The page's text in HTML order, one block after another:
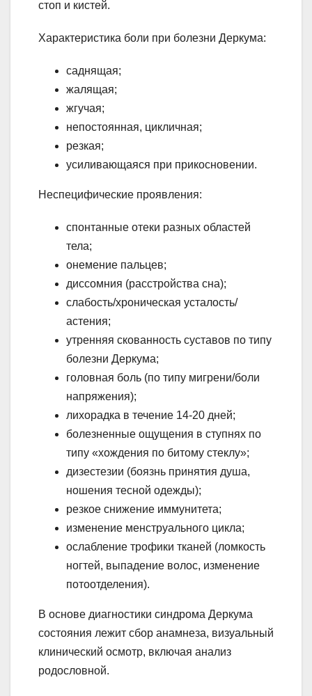
стоп и кистей.
Характеристика боли при болезни Деркума:
саднящая;
жалящая;
жгучая;
непостоянная, цикличная;
резкая;
усиливающаяся при прикосновении.
Неспецифические проявления:
спонтанные отеки разных областей
тела;
онемение пальцев;
диссомния (расстройства сна);
слабость/хроническая усталость/
астения;
утренняя скованность суставов по типу
болезни Деркума;
головная боль (по типу мигрени/боли
напряжения);
лихорадка в течение 14-20 дней;
болезненные ощущения в ступнях по
типу «хождения по битому стеклу»;
дизестезии (боязнь принятия душа,
ношения тесной одежды);
резкое снижение иммунитета;
изменение менструального цикла;
ослабление трофики тканей (ломкость
ногтей, выпадение волос, изменение
потоотделения).
В основе диагностики синдрома Деркума
состояния лежит сбор анамнеза, визуальный
клинический осмотр, включая анализ
родословной.